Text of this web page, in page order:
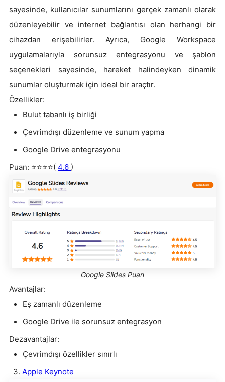
sayesinde, kullanıcılar sunumlarını gerçek zamanlı olarak
düzenleyebilir ve internet bağlantısı olan herhangi bir
cihazdan erişebilirler. Ayrıca, Google Workspace
uygulamalarıyla sorunsuz entegrasyonu ve şablon
seçenekleri sayesinde, hareket halindeyken dinamik
sunumlar oluşturmak için ideal bir araçtır.
Özellikler:
Bulut tabanlı iş birliği
Çevrimdışı düzenleme ve sunum yapma
Google Drive entegrasyonu
Puan: ⭐⭐⭐⭐( 4.6 )
Google Slides Puan
Avantajlar:
Eş zamanlı düzenleme
Google Drive ile sorunsuz entegrasyon
Dezavantajlar:
Çevrimdışı özellikler sınırlı
3. Apple Keynote